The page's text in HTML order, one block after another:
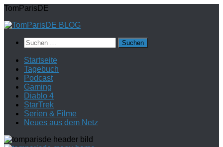
Zum
springen
TomParisDE
Suchen
nach:
Startseite
Tagebuch
Podcast
Gaming
Diablo 4
StarTrek
Serien & Filme
Neues aus dem Netz